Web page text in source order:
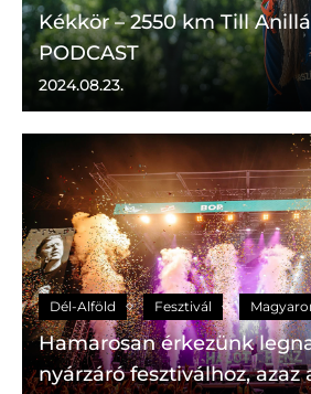
Kékkör – 2550 km Till
PODCAST
2024.08.23.
Dél-Alföld Fesztivál
Hamarosan érkezünk
nyárzáró fesztiválhoz, azaz